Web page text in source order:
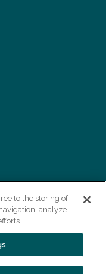
to the storing of
analyze